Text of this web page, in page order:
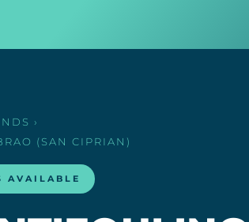
›
(SAN CIPRIAN)
AVAILABLE